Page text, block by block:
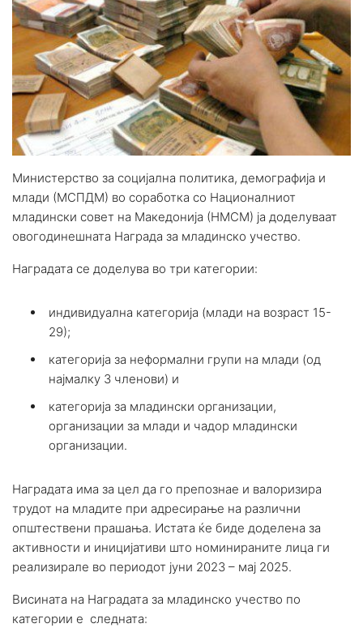
Министерство за социјална политика, демографија и
млади (МСПДМ) во соработка со Националниот
младински совет на Македонија (НМСМ) ја доделуваат
овогодинешната Награда за младинско учество.
Наградата се доделува во три категории:
индивидуална категорија (млади на возраст 15-
29);
категорија за неформални групи на млади (од
најмалку 3 членови) и
категорија за младински организации,
организации за млади и чадор младински
организации.
Наградата има за цел да го препознае и валоризира
трудот на младите при адресирање на различни
општествени прашања. Истата ќе биде доделена за
активности и иницијативи што номинираните лица ги
реализирале во периодот јуни 2023 – мај 2025.
Висината на Наградата за младинско учество по
категории е следната: